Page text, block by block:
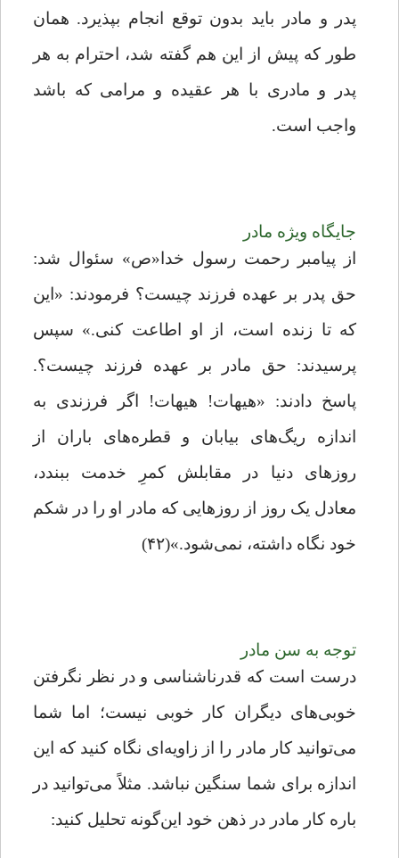
پدر و مادر باید بدون توقع انجام بپذیرد. همان‌
طور که پیش از این هم گفته شد، احترام به هر
پدر و مادری با هر عقیده و مرامی که باشد
واجب است.
جایگاه ویژه مادر
از پیامبر رحمت رسول خدا«ص» سئوال شد:
حق پدر بر عهده فرزند چیست؟ فرمودند: «این
که تا زنده است، از او اطاعت کنی.» سپس
پرسیدند: حق مادر بر عهده فرزند چیست؟.
پاسخ دادند: «هیهات! هیهات! اگر فرزندی به
اندازه ریگ‌های بیابان و قطره‌های باران از
روز‌های دنیا در مقابلش کمرِ خدمت ببندد،
معادل یک روز از روزهایی که مادر او را در شکم
خود نگاه داشته، نمی‌شود.»(۴۲)
توجه به سن مادر
درست است که قدرناشناسی و در نظر نگرفتن
خوبی‌های دیگران کار خوبی نیست؛ اما شما
می‌توانید کار مادر را از زاویه‌ای نگاه کنید که این
اندازه برای شما سنگین نباشد. مثلاً می‌‌توانید در
باره کار مادر در ذهن خود این‌گونه تحلیل کنید: